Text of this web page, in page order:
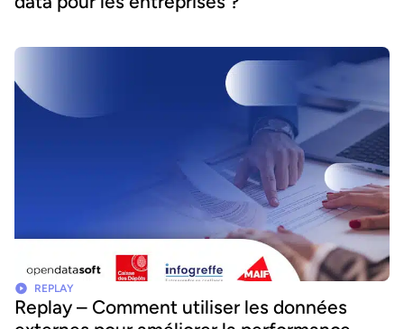
REPLAY
Replay – Comment utiliser les données